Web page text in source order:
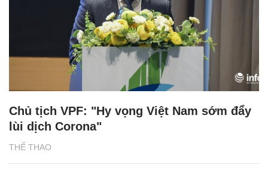
THỂ THAO
Chủ tịch VPF: "Hy vọng Việt Nam sớm đẩy
lùi dịch Corona"